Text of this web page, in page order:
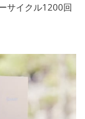
サイクル1200回